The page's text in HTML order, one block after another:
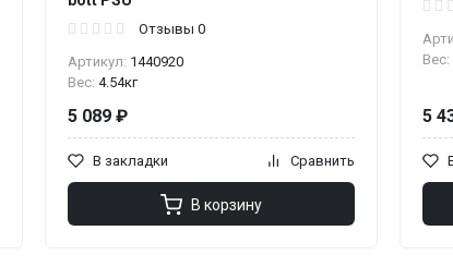
Отзывы 0
Артикул: 1440920
Вес: 4.54кг
5 089 ₽
В закладки Сравнить
В корзину
Вес:
5